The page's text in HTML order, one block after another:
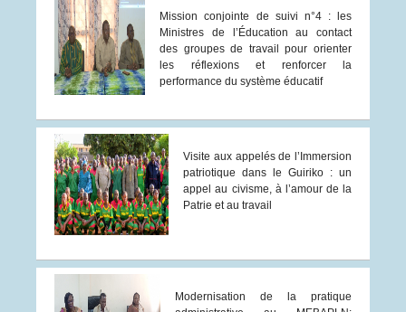
Mission conjointe de suivi n°4 : les
Ministres de l’Éducation au contact
des groupes de travail pour orienter
les réflexions et renforcer la
performance du système éducatif
Visite aux appelés de l’Immersion
patriotique dans le Guiriko : un
appel au civisme, à l’amour de la
Patrie et au travail
Modernisation de la pratique